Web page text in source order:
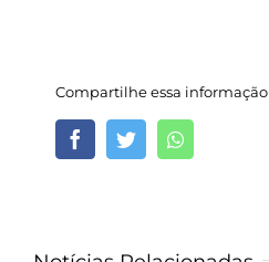
Compartilhe essa informação
FacebookTwitterWhatsapp